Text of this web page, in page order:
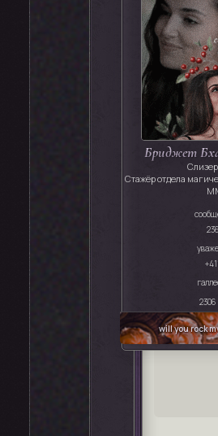
Бриджет
Стажёр отдела
2306
will you rock